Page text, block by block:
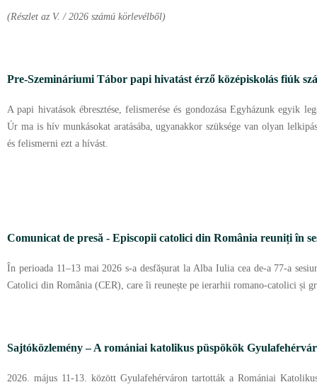
(Részlet az V. / 2026 számú körlevélből)
Pre-Szemináriumi Tábor papi hivatást érző középiskolás fiúk
A papi hivatások ébresztése, felismerése és gondozása Egyházunk egyik
Úr ma is hív munkásokat aratásába, ugyanakkor szüksége van olyan
és felismerni ezt a hívást.
Comunicat de presă - Episcopii catolici din România reuniți în
În perioada 11–13 mai 2026 s-a desfășurat la Alba Iulia cea de-a 77-a
Catolici din România (CER), care îi reunește pe ierarhii romano-catolici și
Sajtóközlemény – A romániai katolikus püspökök
2026. május 11-13. között Gyulafehérváron tartották a Romániai